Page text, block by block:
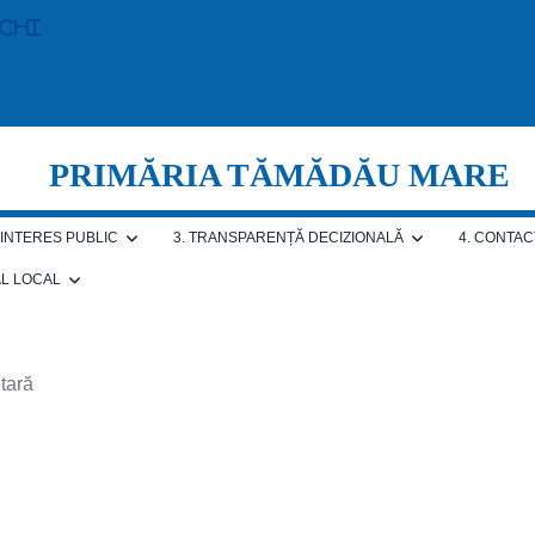
PRIMĂRIA TĂMĂDĂU MARE
PUBLIC 3. TRANSPARENȚĂ DECIZIONALĂ 4.
LOCAL